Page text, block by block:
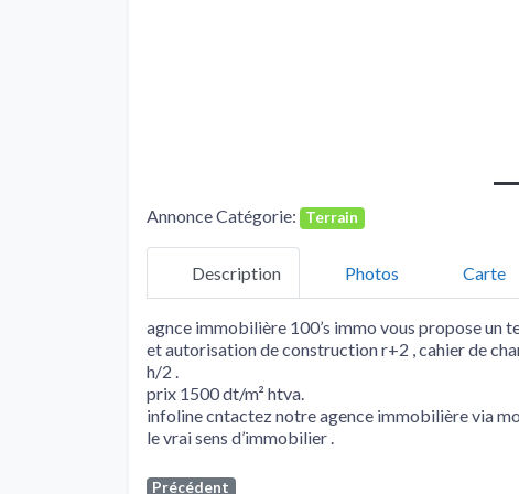
Annonce Catégorie: Terrain
Description Photos Carte
agnce immobilière 100’s immo vous propose un
et autorisation de construction r+2 , cahier de
h/2 .
prix 1500 dt/m² htva.
infoline cntactez notre agence immobilière via
le vrai sens d’immobilier .
Précédent